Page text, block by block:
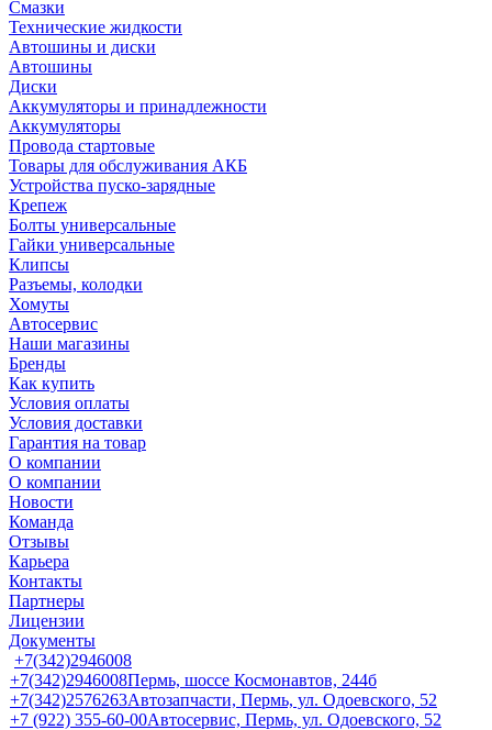
Смазки
Технические жидкости
Автошины и диски
Автошины
Диски
Аккумуляторы и принадлежности
Аккумуляторы
Провода стартовые
Товары для обслуживания АКБ
Устройства пуско-зарядные
Крепеж
Болты универсальные
Гайки универсальные
Клипсы
Разъемы, колодки
Хомуты
Автосервис
Наши магазины
Бренды
Как купить
Условия оплаты
Условия доставки
Гарантия на товар
О компании
О компании
Новости
Команда
Отзывы
Карьера
Контакты
Партнеры
Лицензии
Документы
+7(342)2946008
+7(342)2946008Пермь, шоссе Космонавтов, 244б
+7(342)2576263Автозапчасти, Пермь, ул. Одоевского, 52
+7 (922) 355-60-00Автосервис, Пермь, ул. Одоевского, 52